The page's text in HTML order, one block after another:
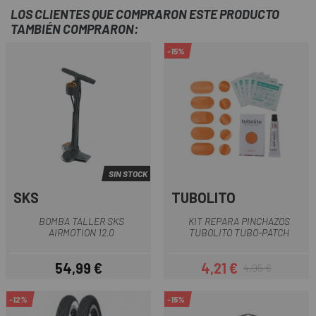
LOS CLIENTES QUE COMPRARON ESTE PRODUCTO
TAMBIÉN COMPRARON:
SIN STOCK
SKS
BOMBA TALLER SKS
AIRMOTION 12.0
Precio
54,99 €
-15%
TUBOLITO
KIT REPARA PINCHAZOS
TUBOLITO TUBO-PATCH
Precio
4,21 €Precio regular
4,95 €
-12% -15%